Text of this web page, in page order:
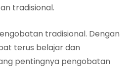
tradisional.
tradisional. Dengan
terus belajar dan
pentingnya pengobatan